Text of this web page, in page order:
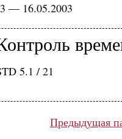
— 16.05.2003
5.1 / 21
Предыдущая